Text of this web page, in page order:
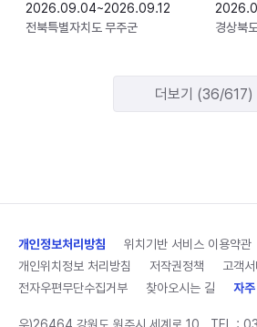
2026.09.04~2026.09.12
전북특별자치도 무주군
경상북
더보기 (36/617)
개인정보처리방침
위치기반 서비스 이용약관
개인위치정보 처리방침
저작권정책
고객
전자우편무단수집거부
찾아오시는 길 자